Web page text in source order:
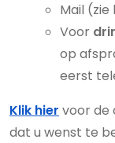
Mail (zie
Voor
op
eerst
Klik hier voor de
dat u wenst te